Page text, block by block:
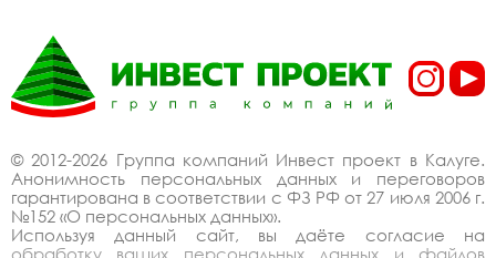
© 2012-2026 Группа компаний Инвест проект в Калуге.
Анонимность персональных данных и переговоров
гарантирована в соответствии с ФЗ РФ от 27 июля 2006 г.
№152 «О персональных данных».
Используя данный сайт, вы даёте согласие на
обработку ваших персональных данных и файлов